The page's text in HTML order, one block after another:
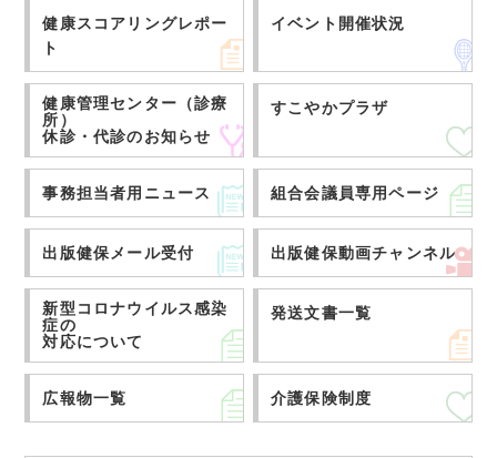
健康スコアリングレポー
ト
イベント開催状況
健康管理センター（診療
所）
休診・代診のお知らせ
すこやかプラザ
事務担当者用ニュース 組合会議員専用ページ
出版健保メール受付 出版健保動画チャンネル
新型コロナウイルス感染
症の
対応について
発送文書一覧
広報物一覧 介護保険制度